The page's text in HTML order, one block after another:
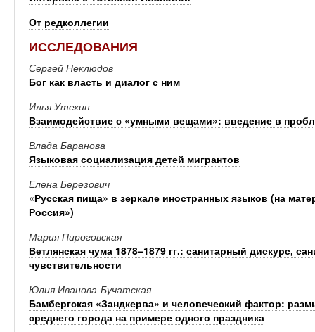
От редколлегии
ИССЛЕДОВАНИЯ
Сергей Неклюдов
Бог как власть и диалог с ним
Илья Утехин
Взаимодействие с «умными вещами»: введение в
Влада Баранова
Языковая социализация детей мигрантов
Елена Березович
«Русская пища» в зеркале иностранных языков (на
Россия»)
Мария Пироговская
Ветлянская чума 1878–1879 гг.: санитарный дискурс,
чувствительности
Юлия Иванова-Бучатская
Бамбергская «Зандкерва» и человеческий фактор:
среднего города на примере одного праздника